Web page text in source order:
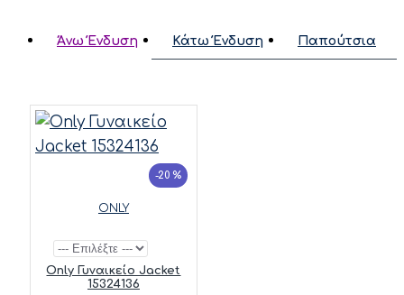
Άνω Ένδυση Κάτω Ένδυση Παπούτσια
-20 %
ONLY
Only Γυναικείο Jacket
15324136